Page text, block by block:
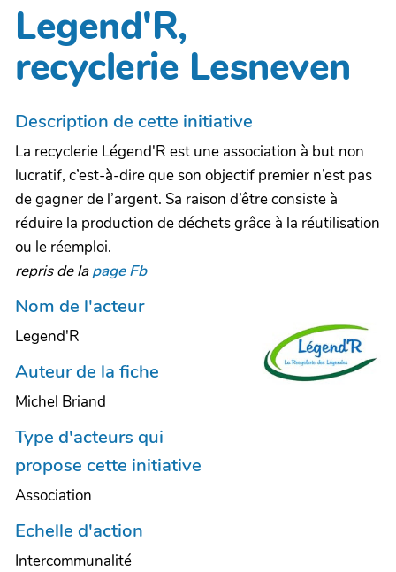
Legend'R,
recyclerie Lesneven
Description de cette initiative
La recyclerie Légend'R est une association à but non
lucratif, c’est-à-dire que son objectif premier n’est pas
de gagner de l’argent. Sa raison d’être consiste à
réduire la production de déchets grâce à la réutilisation
ou le réemploi.
repris de lapage Fb
Nom de l'acteur
Legend'R
Auteur de la fiche
Michel Briand
Type d'acteurs qui
propose cette initiative
Association
Echelle d'action
Intercommunalité